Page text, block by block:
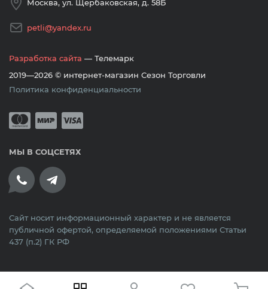
Москва, ул. Щербаковская, д. 58Б
petli@yandex.ru
Разработка сайта — Телемарк
2019—2026 © интернет-магазин Сезон Торговли
Политика конфиденциальности
Принимается оплата банковскими
МЫ В СОЦСЕТЯХ
Сайт носит информационный характер и не является
публичной офертой, определяемой положениями Статьи
437 (п.2) ГК РФ